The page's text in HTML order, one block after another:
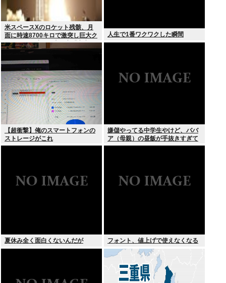
米スペースXのロケット残骸、月
面に時速8700キロで激突し巨大ク
レーター形成か…専門家「宇宙ご
み処分に無頓着」
人生で1番ワクワクした瞬間
【超衝撃】俺のスマートフォンの
ストレージがこれ
嫌儲やってる中学生やけど、ババ
ア（母親）の昼飯が手抜きすぎて
キレそう
夏休み全く面白くないんだが フォント、値上げで使えなくなる